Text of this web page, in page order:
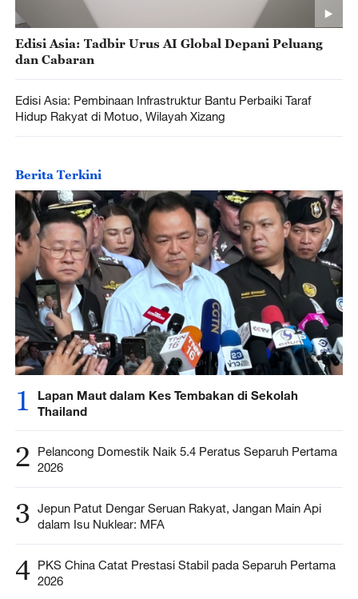
Edisi Asia: Tadbir Urus AI Global Depani Peluang
dan Cabaran
Edisi Asia: Pembinaan Infrastruktur Bantu Perbaiki Taraf
Hidup Rakyat di Motuo, Wilayah Xizang
Berita Terkini
1
Lapan Maut dalam Kes Tembakan di Sekolah
Thailand
2
Pelancong Domestik Naik 5.4 Peratus Separuh Pertama
2026
3 Jepun Patut Dengar Seruan Rakyat, Jangan Main Api
dalam Isu Nuklear: MFA
4 PKS China Catat Prestasi Stabil pada Separuh Pertama
2026